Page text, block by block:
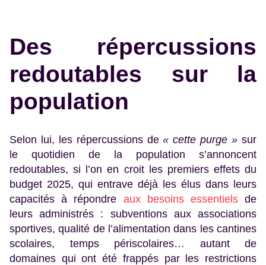
Des répercussions
redoutables sur la
population
Selon lui, les répercussions de « cette purge » sur
le quotidien de la population s’annoncent
redoutables, si l’on en croit les premiers effets du
budget 2025, qui entrave déjà les élus dans leurs
capacités à répondre aux besoins essentiels de
leurs administrés : subventions aux associations
sportives, qualité de l’alimentation dans les cantines
scolaires, temps périscolaires… autant de
domaines qui ont été frappés par les restrictions